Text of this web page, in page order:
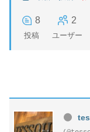
8
投稿
2
ユーザー